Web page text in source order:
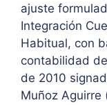
ajuste
Integración
Habitual, con
contabilidad
de 2010
Muñoz